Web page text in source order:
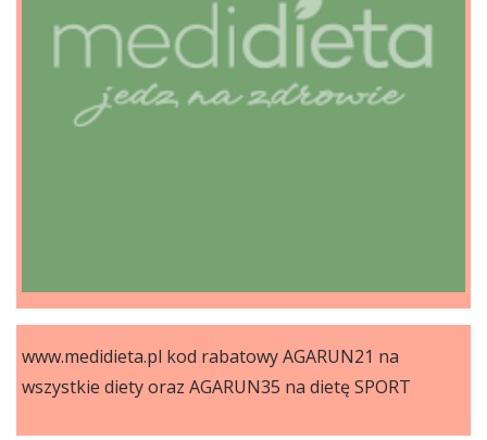
www.medidieta.pl kod rabatowy AGARUN21 na
wszystkie diety oraz AGARUN35 na dietę SPORT